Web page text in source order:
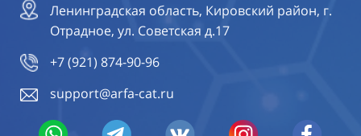
Ленинградская область, Кировский район, г.
Отрадное, ул. Советская д.17
+7 (921) 874-90-96
support@arfa-cat.ru